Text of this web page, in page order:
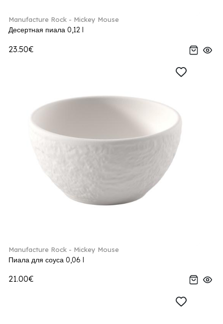
Manufacture Rock - Mickey Mouse
Десертная пиала 0,12 l
23.50€
Manufacture Rock - Mickey Mouse
Пиала для соуса 0,06 l
21.00€